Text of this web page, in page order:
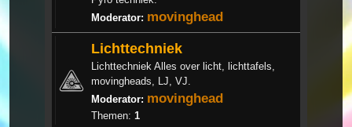
Moderator: movinghead
Lichttechniek
Lichttechniek Alles over licht, lichttafels,
movingheads, LJ, VJ.
Moderator: movinghead
Themen: 1